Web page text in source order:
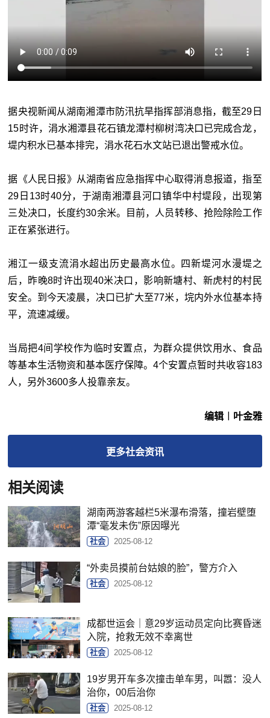
据央视新闻从湖南湘潭市防汛抗旱指挥部消息指，截至29日
15时许，涓水湘潭县花石镇龙潭村柳树湾决口已完成合龙，
堤内积水已基本排完，涓水花石水文站已退出警戒水位。
据《人民日报》从湖南省应急指挥中心取得消息报道，指至
29日13时40分，于湖南湘潭县河口镇华中村堤段，出现第
三处决口，长度约30余米。目前，人员转移、抢险除险工作
正在紧张进行。
湘江一级支流涓水超出历史最高水位。四新堤河水漫堤之
后，昨晚8时许出现40米决口，影响新塘村、新虎村的村民
安全。到今天凌晨，决口已扩大至77米，垸内外水位基本持
平，流速减缓。
当局把4间学校作为临时安置点，为群众提供饮用水、食品
等基本生活物资和基本医疗保障。4个安置点暂时共收容183
人，另外3600多人投靠亲友。
编辑︱叶金雅
更多社会资讯
相关阅读
湖南两游客越栏5米瀑布滑落，撞岩壁堕
潭“毫发未伤”原因曝光
社会 2025-08-12
“外卖员摸前台姑娘的脸”，警方介入
社会 2025-08-12
成都世运会｜意29岁运动员定向比赛昏迷
入院，抢救无效不幸离世
社会 2025-08-12
19岁男开车多次撞击单车男，叫嚣：没人
治你，00后治你
社会 2025-08-12